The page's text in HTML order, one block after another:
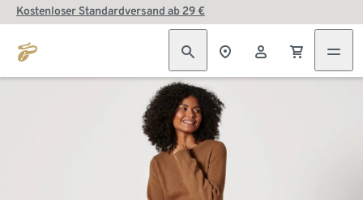
Kostenloser Standardversand ab 29 €